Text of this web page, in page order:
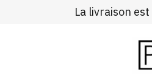
La livraison